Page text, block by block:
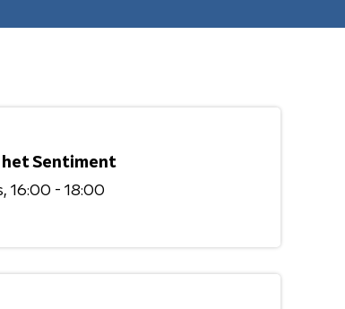
het Sentiment
16:00 - 18:00